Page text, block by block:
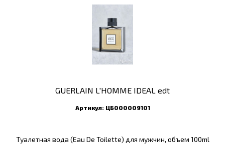
GUERLAIN L'HOMME IDEAL edt
Артикул: ЦБ000009101
Туалетная вода (Eau De Toilette) для мужчин, объем 100ml